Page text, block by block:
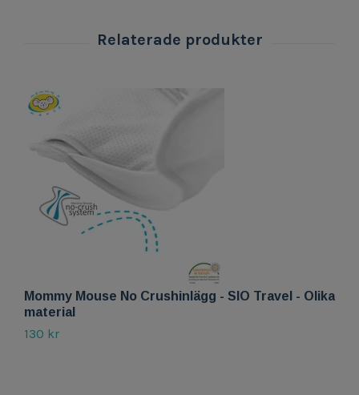
Mommy Mouse No Crushinlägg - SIO Travel - Olika
material
130 kr